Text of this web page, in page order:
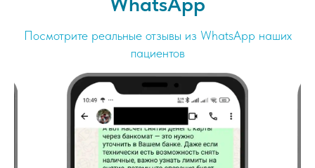
Посмотрите реальные отзывы из WhatsApp наших
пациентов